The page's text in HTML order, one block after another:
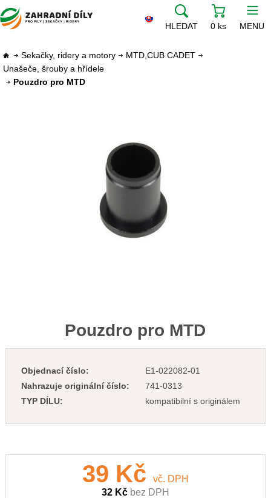
HLEDAT 0 ks MENU
Sekačky, ridery a motory
MTD,CUB CADET
Unašeče, šrouby a hřídele
Pouzdro pro MTD
Pouzdro pro MTD
Objednací číslo:
E1-022082-01
Nahrazuje originální číslo:
741-0313
TYP DÍLU:
kompatibilní s originálem
39 Kč
vč. DPH
32 Kč bez DPH